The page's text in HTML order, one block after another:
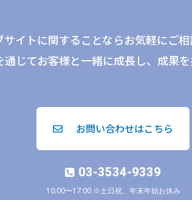
サイトに関することならお気軽にご相
じてお客様と一緒に成長し、成果
お問い合わせはこちら
03-3534-9339
10:00〜17:00 ※土日祝、年末年始お休み